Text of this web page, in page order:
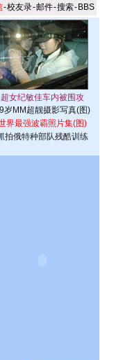
-校友录-邮件-搜索- BBS
岁MM超靓摄影写真(图)
界最强波霸照片集(图)
拍俄特种部队残酷训练